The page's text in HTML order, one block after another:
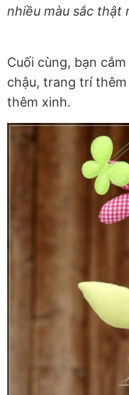
nhiều màu sắc thật
Cuối cùng, bạn
chậu, trang trí
thêm xinh.